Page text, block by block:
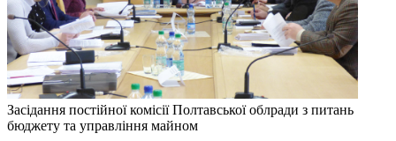
Засідання постійної комісії Полтавської облради з питань
бюджету та управління майном